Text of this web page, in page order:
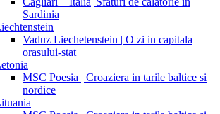
Sardinia
Vaduz Liechetenstein | O zi in capitala
orasului-stat
MSC Poesia | Croaziera in tarile baltice si
nordice